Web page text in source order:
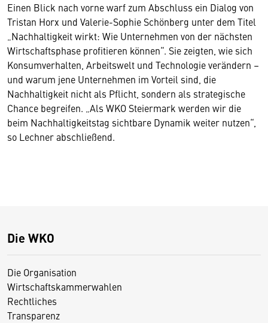
Einen Blick nach vorne warf zum Abschluss ein Dialog von
Tristan Horx und Valerie-Sophie Schönberg unter dem Titel
„Nachhaltigkeit wirkt: Wie Unternehmen von der nächsten
Wirtschaftsphase profitieren können“. Sie zeigten, wie sich
Konsumverhalten, Arbeitswelt und Technologie verändern –
und warum jene Unternehmen im Vorteil sind, die
Nachhaltigkeit nicht als Pflicht, sondern als strategische
Chance begreifen. „Als WKO Steiermark werden wir die
beim Nachhaltigkeitstag sichtbare Dynamik weiter nutzen“,
so Lechner abschließend.
Die WKO
Die Organisation
Wirtschaftskammerwahlen
Rechtliches
Transparenz